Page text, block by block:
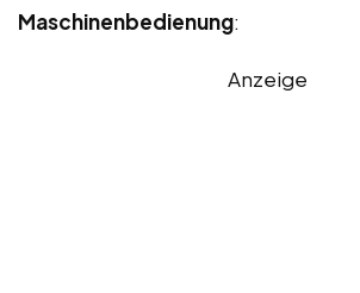
Maschinenbedienung:
Anzeige